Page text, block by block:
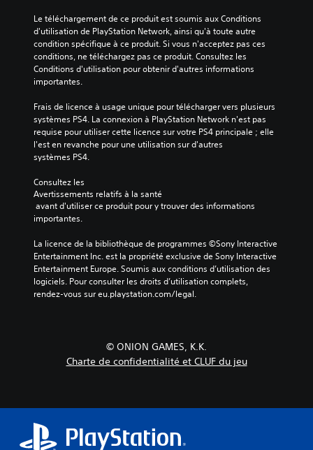
Le téléchargement de ce produit est soumis aux Conditions
d'utilisation de PlayStation Network, ainsi qu'à toute autre
condition spécifique à ce produit. Si vous n'acceptez pas ces
conditions, ne téléchargez pas ce produit. Consultez les
Conditions d'utilisation pour obtenir d'autres informations
importantes.
Frais de licence à usage unique pour télécharger vers plusieurs
systèmes PS4. La connexion à PlayStation Network n'est pas
requise pour utiliser cette licence sur votre PS4 principale ; elle
l'est en revanche pour une utilisation sur d'autres
systèmes PS4.
Consultez les
Avertissements relatifs à la santé
importantes.
La licence de la bibliothèque de programmes ©Sony Interactive
Entertainment Inc. est la propriété exclusive de Sony Interactive
Entertainment Europe. Soumis aux conditions d’utilisation des
logiciels. Pour consulter les droits d’utilisation complets,
rendez-vous sur eu.playstation.com/legal.
© ONION GAMES, K.K.
Charte de confidentialité et CLUF du jeu